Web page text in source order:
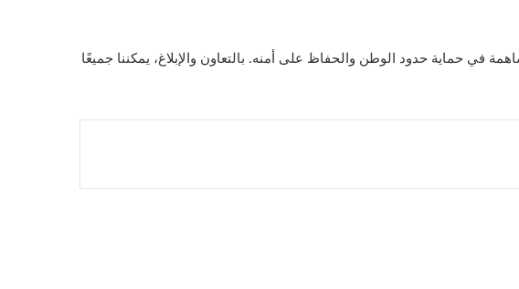
في حماية حدود الوطن والحفاظ على أمنه. بالتعاون والإبلاغ، يمكننا جميعًا